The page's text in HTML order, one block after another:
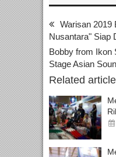
Warisan 2019
Nusantara" Siap
Bobby from Ikon
Stage Asian
Related